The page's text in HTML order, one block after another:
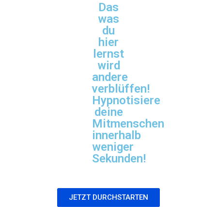
Das
was
du
hier
lernst
wird
andere
verblüffen!
Hypnotisiere
deine
Mitmenschen
innerhalb
weniger
Sekunden!
JETZT DURCHSTARTEN